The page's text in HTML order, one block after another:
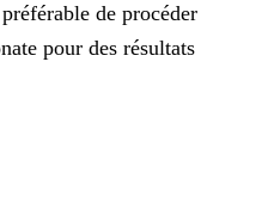
de procéder
pour des résultats